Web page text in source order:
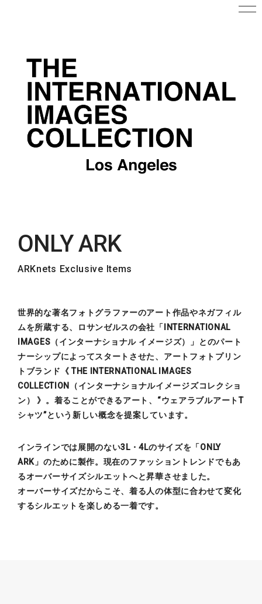
ONLY ARK
ARKnets Exclusive Items
世界的な著名フォトグラファーのアート作品やネガフィル
ムを所蔵する、ロサンゼルスの会社「INTERNATIONAL
IMAGES（インターナショナル イメージズ）」とのパート
ナーシップによってスタートさせた、アートフォトプリン
トブランド《 THE INTERNATIONAL IMAGES
COLLECTION（インターナショナルイメージズコレクショ
ン） 》。着ることができるアート、“ウェアラブルアートT
シャツ”という新しい概念を提案しています。
インラインでは展開のない3L・4Lのサイズを「ONLY
ARK」のために製作。現在のファッショントレンドでもあ
るオーバーサイズシルエットへと昇華させました。
オーバーサイズだからこそ、着る人の体型に合わせて変化
するシルエットを楽しめる一着です。